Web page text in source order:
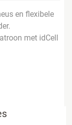
en flexibele
met idCell